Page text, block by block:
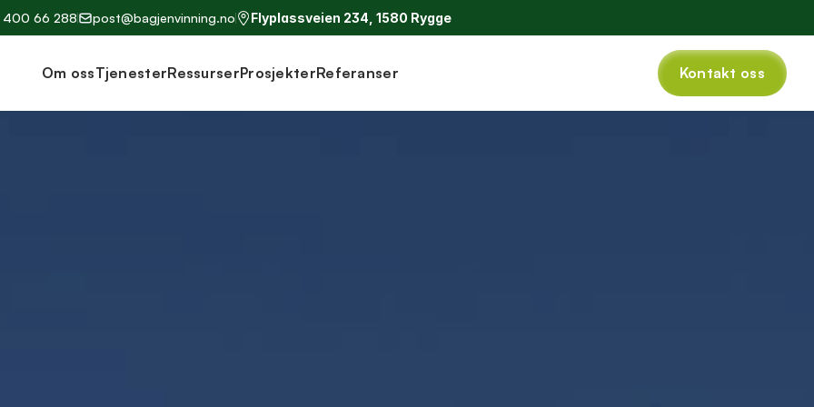
400 66 288 post@bagjenvinning.no Flyplassveien 234, 1580 Rygge
Om ossTjenesterRessurserProsjekterReferanser Kontakt oss